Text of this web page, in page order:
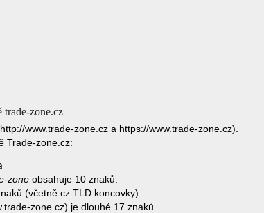
trade-zone.cz
www.trade-zone.cz a https://www.trade-zone.cz).
Trade-zone.cz:
zone obsahuje 10 znaků.
(včetně cz TLD koncovky).
zone.cz) je dlouhé 17 znaků.